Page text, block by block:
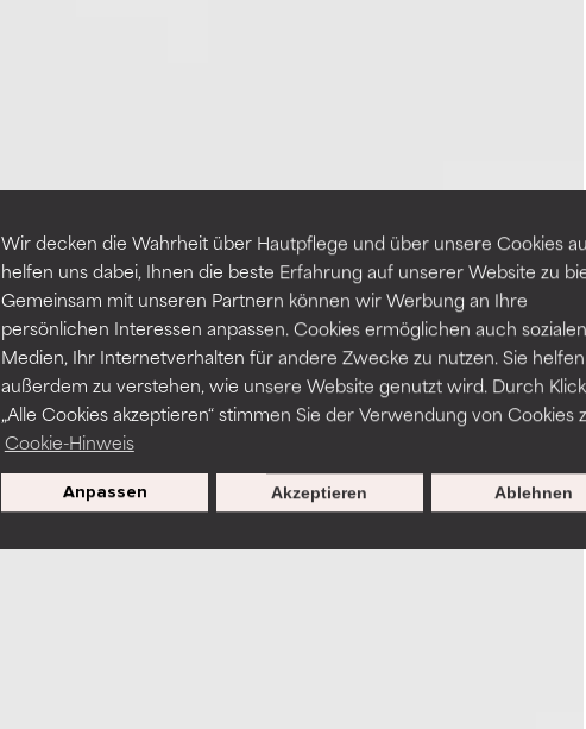
Wir decken die Wahrheit über Hautpflege und über unsere Cookies
helfen uns dabei, Ihnen die beste Erfahrung auf unserer Website zu
Gemeinsam mit unseren Partnern können wir Werbung an Ihre
persönlichen Interessen anpassen. Cookies ermöglichen auch sozialen
Medien, Ihr Internetverhalten für andere Zwecke zu nutzen. Sie
außerdem zu verstehen, wie unsere Website genutzt wird. Durch
„Alle Cookies akzeptieren“ stimmen Sie der Verwendung von Cookies
Cookie-Hinweis
Anpassen Ablehnen
Akzeptieren